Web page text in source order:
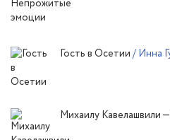
Гость в Осетии / Инна
Михаилу Кавелашвили —